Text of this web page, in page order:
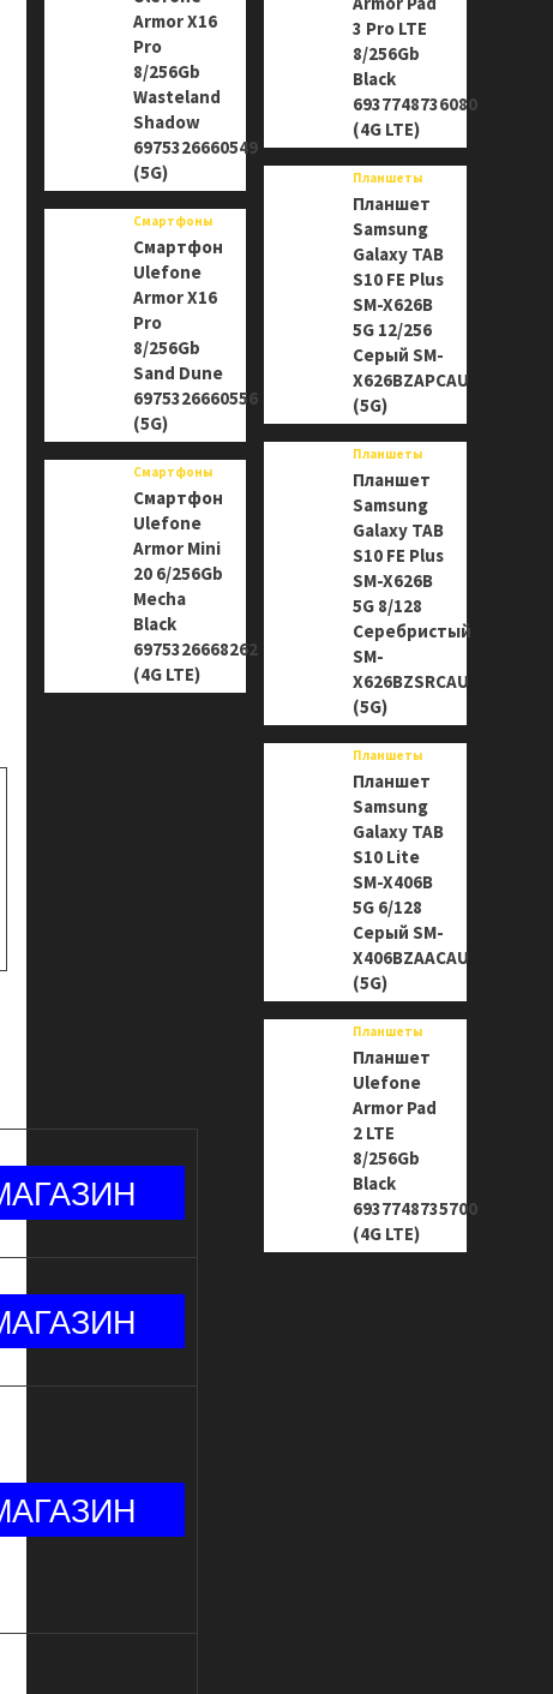
Armor X16
Pro
8/256Gb
Wasteland
Shadow
6975326660549
(5G)
Смартфоны
Смартфон
Ulefone
Armor X16
Pro
8/256Gb
Sand Dune
6975326660556
(5G)
Смартфоны
Смартфон
Ulefone
Armor Mini
20 6/256Gb
Mecha
Black
6975326668262
(4G LTE)
3 Pro LTE
8/256Gb
Black
6937748736080
(4G LTE)
Планшеты
Планшет
Samsung
Galaxy TAB
S10 FE Plus
SM-X626B
5G 12/256
Серый SM-
X626BZAPCAU
(5G)
Планшеты
Планшет
Samsung
Galaxy TAB
S10 FE Plus
SM-X626B
5G 8/128
Серебристый
SM-
X626BZSRCAU
(5G)
Планшеты
Планшет
Samsung
Galaxy TAB
S10 Lite
SM-X406B
5G 6/128
Серый SM-
X406BZAACAU
(5G)
Планшеты
Планшет
Ulefone
Armor Pad
2 LTE
8/256Gb
Black
6937748735700
(4G LTE)